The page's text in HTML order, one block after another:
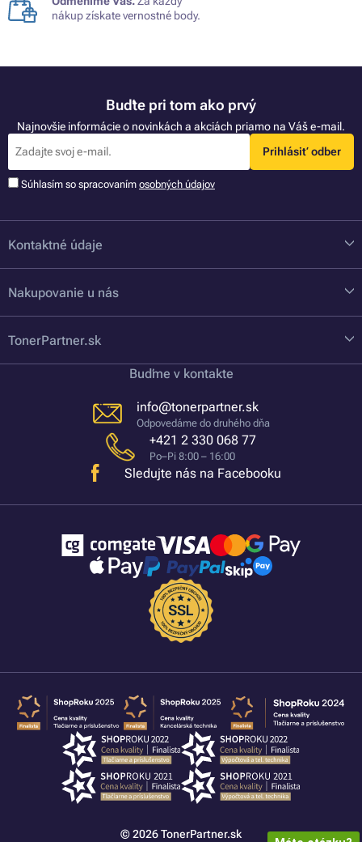
nákup získate vernostné body.
Buďte pri tom ako prvý
Najnovšie informácie o novinkách a akciách priamo na Váš e-mail.
Prihlásiť odber
Súhlasím so spracovaním osobných údajov
Kontaktné údaje
Nakupovanie u nás
TonerPartner.sk
Buďme v kontakte
info@tonerpartner.sk
Odpovedáme do druhého dňa
+421 2 330 068 77
Po–Pi 8:00 – 16:00
Sledujte nás na Facebooku
© 2026 TonerPartner.sk